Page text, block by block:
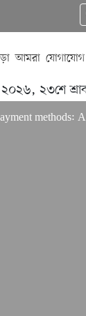
আমরা যোগাযোগ
২৩শে